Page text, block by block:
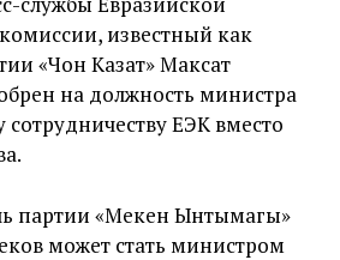
известный как
«Чон Казат» Максат
на должность министра
ЕЭК вместо
партии «Мекен Ынтымагы»
может стать министром